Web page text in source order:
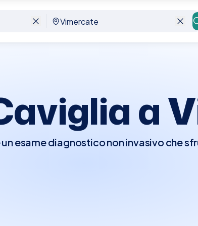
a
esame diagnostico non invasivo che